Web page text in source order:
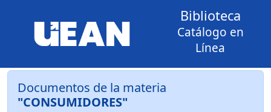
Biblioteca
Catálogo en
Línea
Documentos de la materia
"CONSUMIDORES"